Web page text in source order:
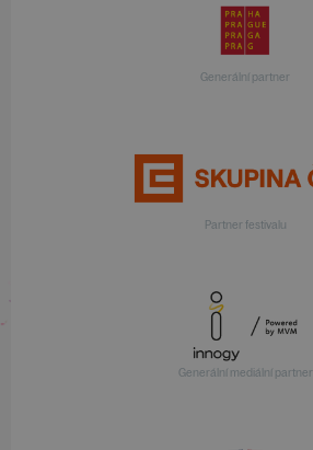
Generální partner
Partner festivalu
Generální mediální partner